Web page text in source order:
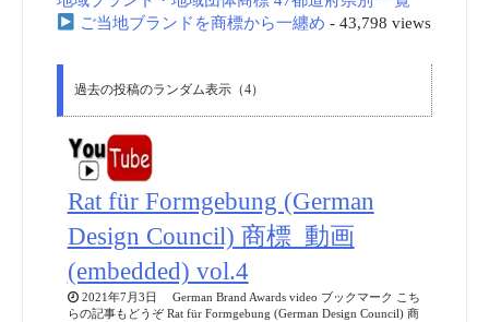
ご当地ブランドを商標から一纏め - 43,798 views
過去の投稿のランダム表示（4）
Rat für Formgebung (German
Design Council) 商標_動画
(embedded) vol.4
2021年7月3日 German Brand Awards video ブックマーク こち
らの記事もどうぞ Rat für Formgebung (German Design Council) 商